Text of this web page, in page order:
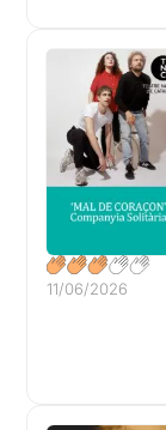
11/06/2026